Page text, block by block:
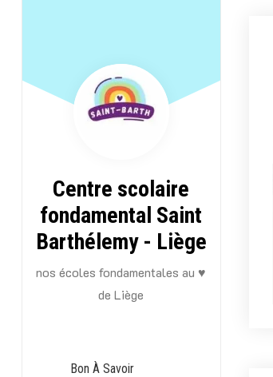
Centre scolaire
fondamental Saint
Barthélemy - Liège
nos écoles fondamentales au ♥
de Liège
Bon À Savoir